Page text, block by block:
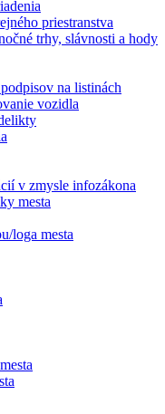
priestranstva
trhy, slávnosti a hody
na listinách
vozidla
v zmysle infozákona
mesta
loga mesta